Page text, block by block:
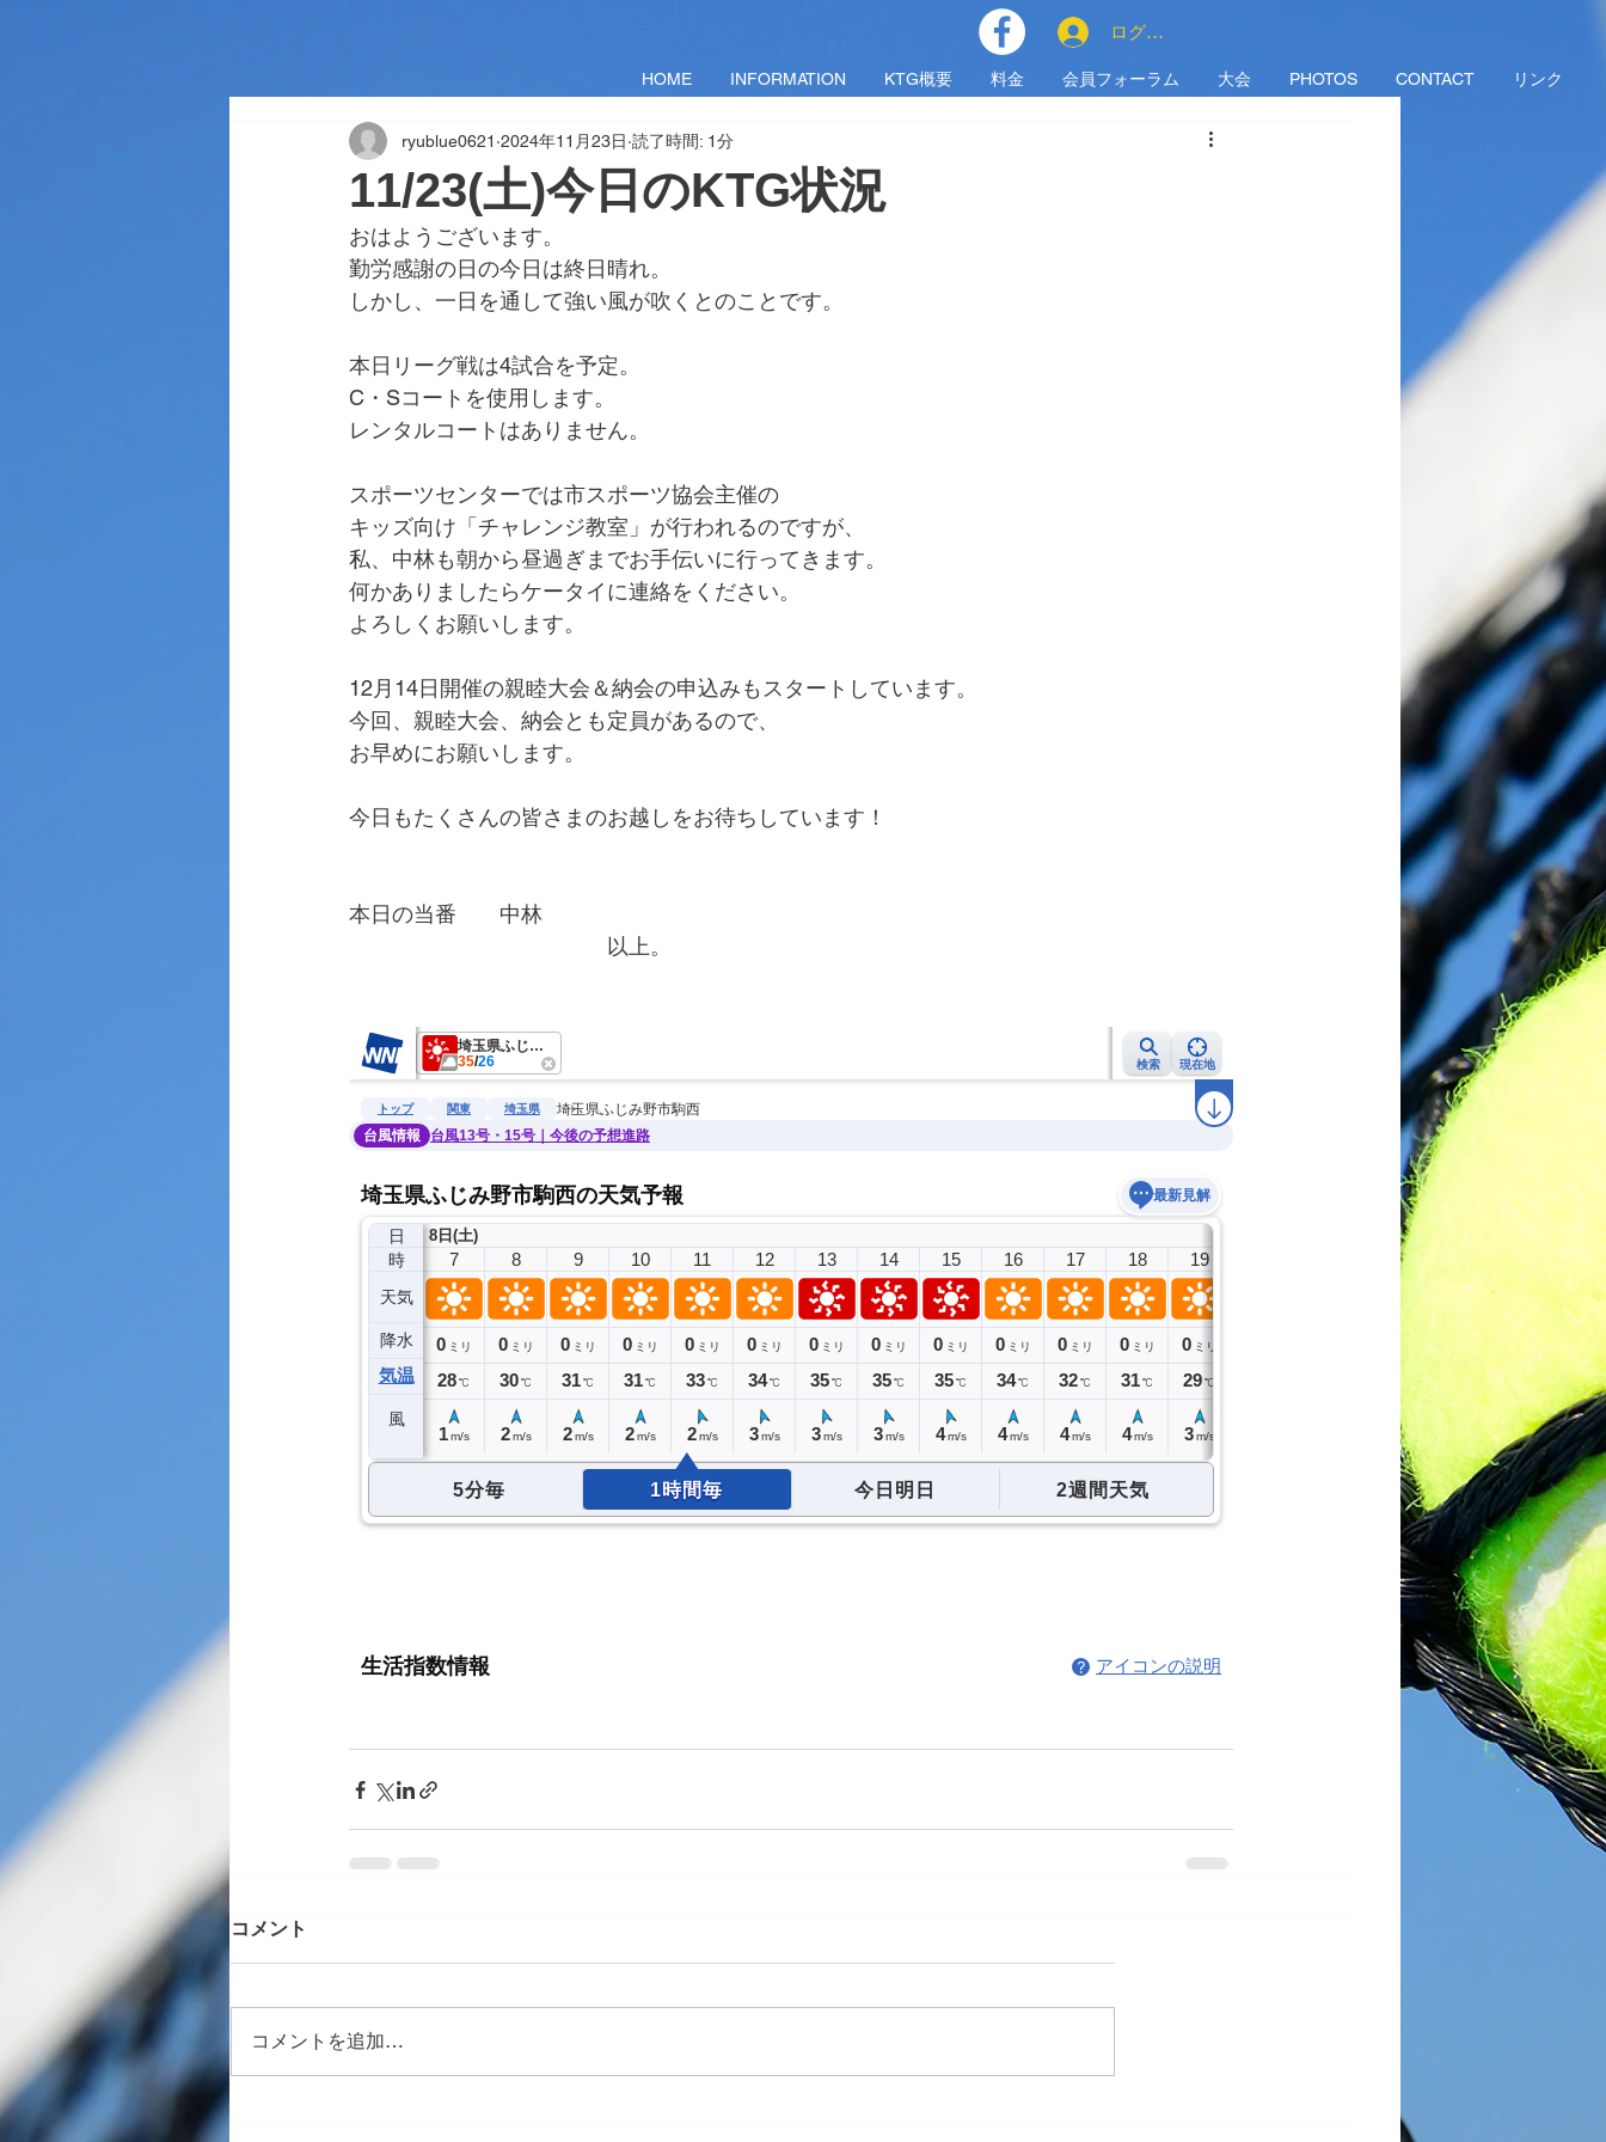
HOME INFORMATION KTG概要 料金 会員フォーラム 大会 PHOTOS CONTACT リンク
ログイン
11/23(土)今日のKTG状況
ryublue0621 2024年11月23日 読了時間: 1分
おはようございます。
勤労感謝の日の今日は終日晴れ。
しかし、一日を通して強い風が吹くとのことです。
本日リーグ戦は4試合を予定。
C・Sコートを使用します。
レンタルコートはありません。
スポーツセンターでは市スポーツ協会主催の
キッズ向け「チャレンジ教室」が行われるのですが、
私、中林も朝から昼過ぎまでお手伝いに行ってきます。
何かありましたらケータイに連絡をください。
よろしくお願いします。
12月14日開催の親睦大会＆納会の申込みもスタートしています。
今回、親睦大会、納会とも定員があるので、
お早めにお願いします。
今日もたくさんの皆さまのお越しをお待ちしています！
本日の当番　　中林
以上。
コメント
コメントを追加…